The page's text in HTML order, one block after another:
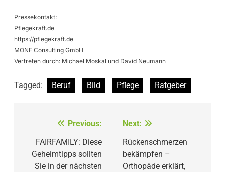
Pressekontakt:
Pflegekraft.de
https://pflegekraft.de
MONE Consulting GmbH
Vertreten durch: Michael Moskal und David Neumann
Tagged: Beruf Bild Pflege Ratgeber
Beitragsnavigation
Previous:
FAIRFAMILY: Diese
Geheimtipps sollten
Sie in der nächsten
Next:
Rückenschmerzen
bekämpfen –
Orthopäde erklärt,